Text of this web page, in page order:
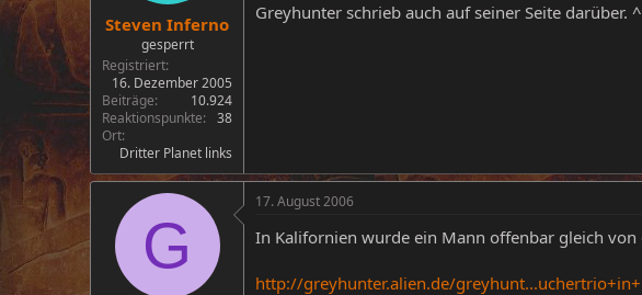
Steven Inferno
gesperrt
Registriert
16. Dezember 2005
Beiträge
10.924
Reaktionspunkte
38
Ort
Dritter Planet links
Greyhunter schrieb auch auf seiner Seite darüber.
G
17. August 2006
In Kalifornien wurde ein Mann offenbar gleich
http://greyhunter.alien.de/